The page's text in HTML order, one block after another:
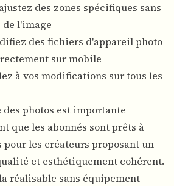
des zones spécifiques sans
l'image
des fichiers d'appareil photo
sur mobile
à vos modifications sur tous les
photos est importante
que les abonnés sont prêts à
pour les créateurs proposant un
et esthétiquement cohérent.
réalisable sans équipement